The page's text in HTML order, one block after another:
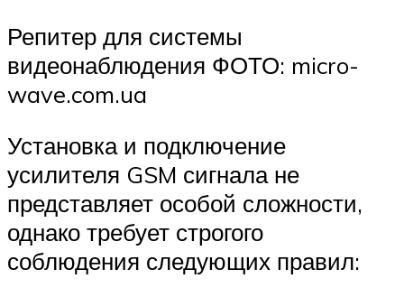
Репитер для системы
видеонаблюдения ФОТО: micro-
wave.com.ua
Установка и подключение
усилителя GSM сигнала не
представляет особой сложности,
однако требует строгого
соблюдения следующих правил: